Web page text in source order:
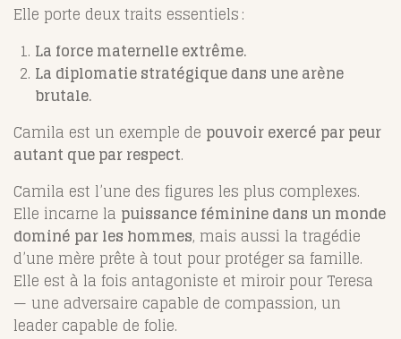
Elle porte deux traits essentiels :
La force maternelle extrême.
La diplomatie stratégique dans une arène
brutale.
Camila est un exemple de pouvoir exercé par peur
autant que par respect.
Camila est l’une des figures les plus complexes.
Elle incarne la puissance féminine dans un monde
dominé par les hommes, mais aussi la tragédie
d’une mère prête à tout pour protéger sa famille.
Elle est à la fois antagoniste et miroir pour Teresa
— une adversaire capable de compassion, un
leader capable de folie.